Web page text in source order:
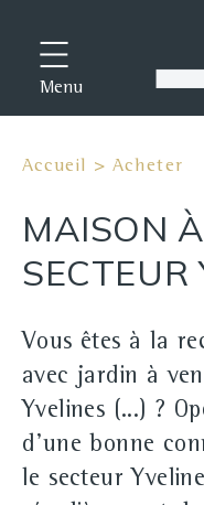
Menu
Accueil >Acheter
MAISON
SECTEUR
Vous êtes à la
avec jardin à
Yvelines (...) ?
d'une bonne
le secteur